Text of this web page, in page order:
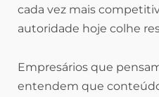
cada vez mais
autoridade hoje colhe
Empresários que
entendem que